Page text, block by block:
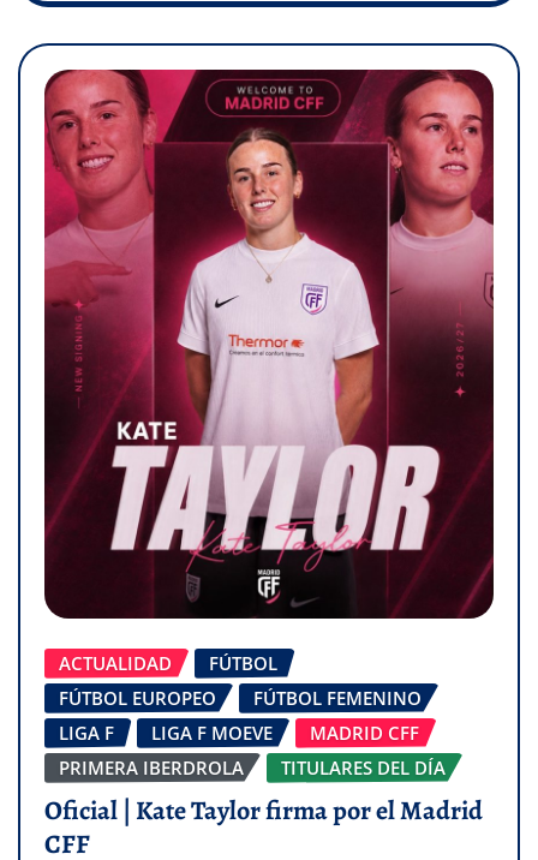
ACTUALIDAD
FÚTBOL
FÚTBOL EUROPEO
FÚTBOL FEMENINO
LIGA F
LIGA F MOEVE
MADRID CFF
PRIMERA IBERDROLA
TITULARES DEL DÍA
Oficial | Kate Taylor firma por el Madrid
CFF